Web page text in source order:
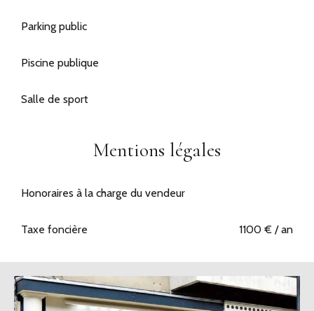
Parking public
Piscine publique
Salle de sport
Mentions légales
Honoraires à la charge du vendeur
Taxe foncière 1100 € / an